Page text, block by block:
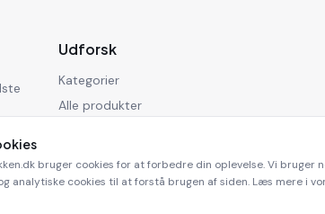
Udforsk
Kategorier
Alle produkter
bruger cookies for at forbedre din oplevelse. Vi
analytiske cookies til at forstå brugen af siden. Læs mere i